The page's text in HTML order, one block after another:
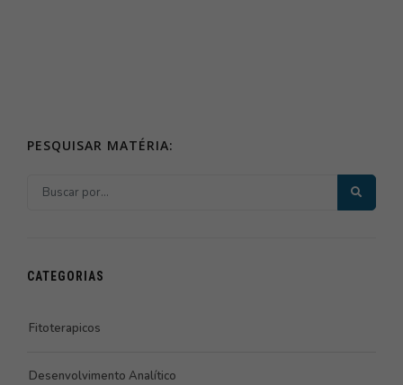
PESQUISAR MATÉRIA:
CATEGORIAS
Fitoterapicos
Desenvolvimento Analítico